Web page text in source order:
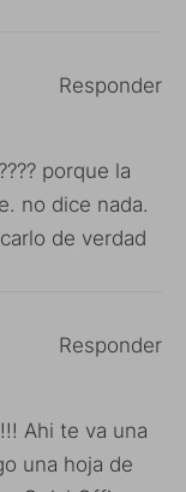
porque la
no dice nada.
de verdad
Responder
Ahi te va una
una hoja de
Responder